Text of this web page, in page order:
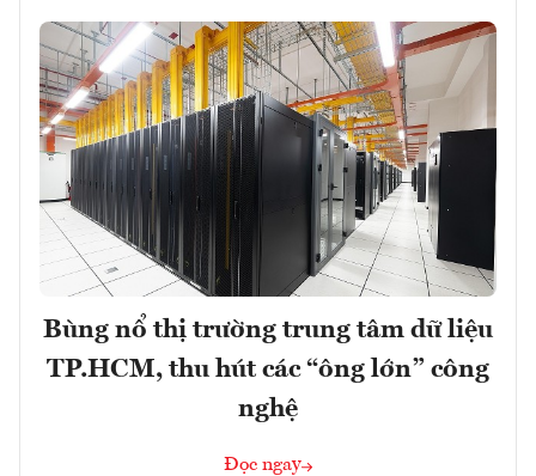
Bùng nổ thị trường trung tâm dữ liệu
TP.HCM, thu hút các “ông lớn” công
nghệ
Đọc ngay